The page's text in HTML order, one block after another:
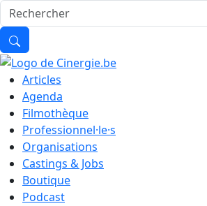
Articles
Agenda
Filmothèque
Professionnel·le·s
Organisations
Castings & Jobs
Boutique
Podcast